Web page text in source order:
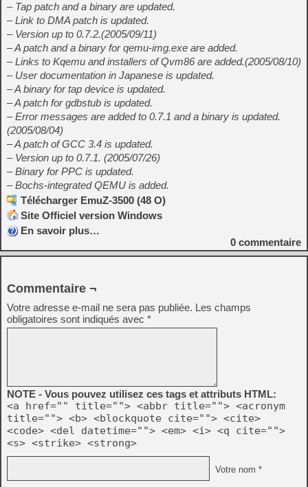
– Tap patch and a binary are updated.
– Link to DMA patch is updated.
– Version up to 0.7.2.(2005/09/11)
– A patch and a binary for qemu-img.exe are added.
– Links to Kqemu and installers of Qvm86 are added.(2005/08/10)
– User documentation in Japanese is updated.
– A binary for tap device is updated.
– A patch for gdbstub is updated.
– Error messages are added to 0.7.1 and a binary is updated.
(2005/08/04)
– A patch of GCC 3.4 is updated.
– Version up to 0.7.1. (2005/07/26)
– Binary for PPC is updated.
– Bochs-integrated QEMU is added.
Télécharger EmuZ-3500 (48 O)
Site Officiel version Windows
En savoir plus…
0 commentaire
Commentaire ¬
Votre adresse e-mail ne sera pas publiée. Les champs
obligatoires sont indiqués avec *
NOTE - Vous pouvez utilisez ces tags et attributs HTML:
<a href="" title=""> <abbr title=""> <acronym
title=""> <b> <blockquote cite=""> <cite>
<code> <del datetime=""> <em> <i> <q cite="">
<s> <strike> <strong>
Votre nom *